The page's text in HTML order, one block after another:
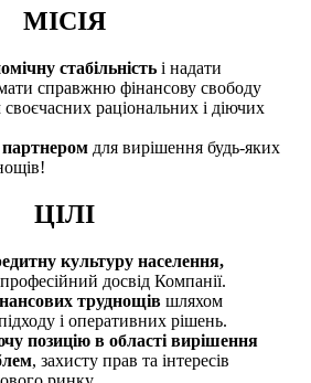
МІСІЯ
стабільність і надати
справжню фінансову свободу
раціональних і діючих
для вирішення будь-яких
ЦІЛІ
культуру населення,
досвід Компанії.
труднощів шляхом
і оперативних рішень.
позицію в області вирішення
, захисту прав та інтересів